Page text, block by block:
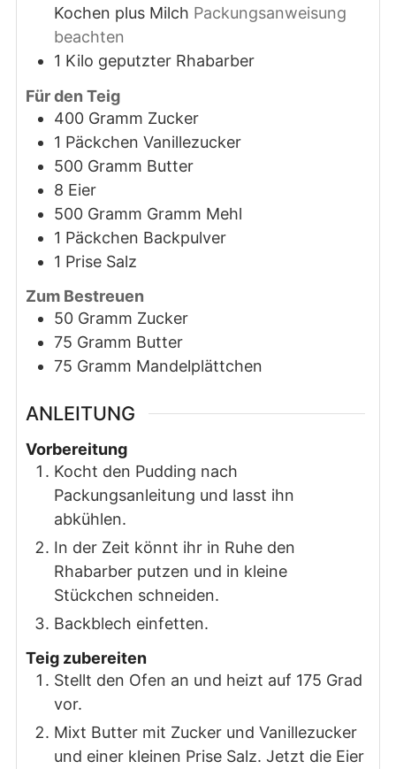
Kochen plus Milch Packungsanweisung
beachten
1 Kilo geputzter Rhabarber
Für den Teig
400 Gramm Zucker
1 Päckchen Vanillezucker
500 Gramm Butter
8 Eier
500 Gramm Gramm Mehl
1 Päckchen Backpulver
1 Prise Salz
Zum Bestreuen
50 Gramm Zucker
75 Gramm Butter
75 Gramm Mandelplättchen
ANLEITUNG
Vorbereitung
Kocht den Pudding nach
Packungsanleitung und lasst ihn
abkühlen.
In der Zeit könnt ihr in Ruhe den
Rhabarber putzen und in kleine
Stückchen schneiden.
Backblech einfetten.
Teig zubereiten
Stellt den Ofen an und heizt auf 175 Grad
vor.
Mixt Butter mit Zucker und Vanillezucker
und einer kleinen Prise Salz. Jetzt die Eier